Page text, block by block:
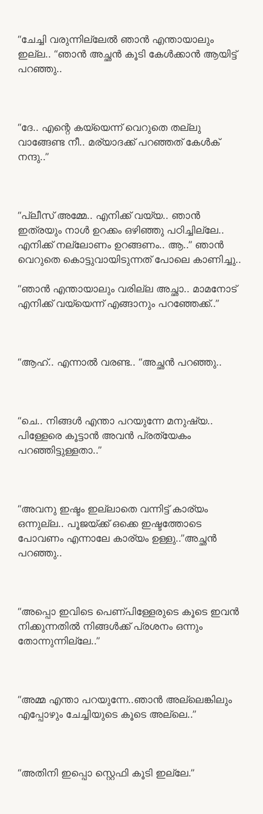
“ചേച്ചി വരുന്നില്ലേൽ ഞാൻ എന്തായാലും
ഇല്ല.. “ഞാൻ അച്ഛൻ കൂടി കേൾക്കാൻ ആയിട്ട്
പറഞ്ഞു..
“ദേ.. എന്റെ കയ്യെന്ന് വെറുതെ തല്ലു
വാങ്ങേണ്ട നീ.. മര്യാദക്ക് പറഞ്ഞത് കേൾക്
നന്ദു..”
“പ്ലീസ് അമ്മേ.. എനിക്ക് വയ്യ.. ഞാൻ
ഇത്രയും നാൾ ഉറക്കം ഒഴിഞ്ഞു പഠിച്ചില്ലേ..
എനിക്ക് നല്ലോണം ഉറങ്ങണം.. ആ..” ഞാൻ
വെറുതെ കൊട്ടുവായിടുന്നത് പോലെ കാണിച്ചു..
“ഞാൻ എന്തായാലും വരില്ല അച്ഛാ.. മാമനോട്
എനിക്ക് വയ്യെന്ന് എങ്ങാനും പറഞ്ഞേക്ക്..”
“ആഹ്.. എന്നാൽ വരണ്ട.. “അച്ഛൻ പറഞ്ഞു..
“ചെ.. നിങ്ങൾ എന്താ പറയുന്നേ മനുഷ്യ..
പിള്ളേരെ കൂട്ടാൻ അവൻ പ്രത്യേകം
പറഞ്ഞിട്ടുള്ളതാ..”
“അവനു ഇഷ്ടം ഇല്ലാതെ വന്നിട്ട് കാര്യം
ഒന്നുല്ല.. പൂജയ്ക്ക് ഒക്കെ ഇഷ്ടത്തോടെ
പോവണം എന്നാലേ കാര്യം ഉള്ളു..”അച്ഛൻ
പറഞ്ഞു..
“അപ്പൊ ഇവിടെ പെണ്പിള്ളേരുടെ കൂടെ ഇവൻ
നിക്കുന്നതിൽ നിങ്ങൾക്ക് പ്രശനം ഒന്നും
തോന്നുന്നില്ലേ..”
“അമ്മ എന്താ പറയുന്നേ..ഞാൻ അല്ലെങ്കിലും
എപ്പോഴും ചേച്ചിയുടെ കൂടെ അല്ലെ..”
“അതിനി ഇപ്പൊ സ്റ്റെഫി കൂടി ഇല്ലേ.”